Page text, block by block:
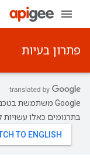
פתרון בעיות
בתרגומים כאלו עשויות